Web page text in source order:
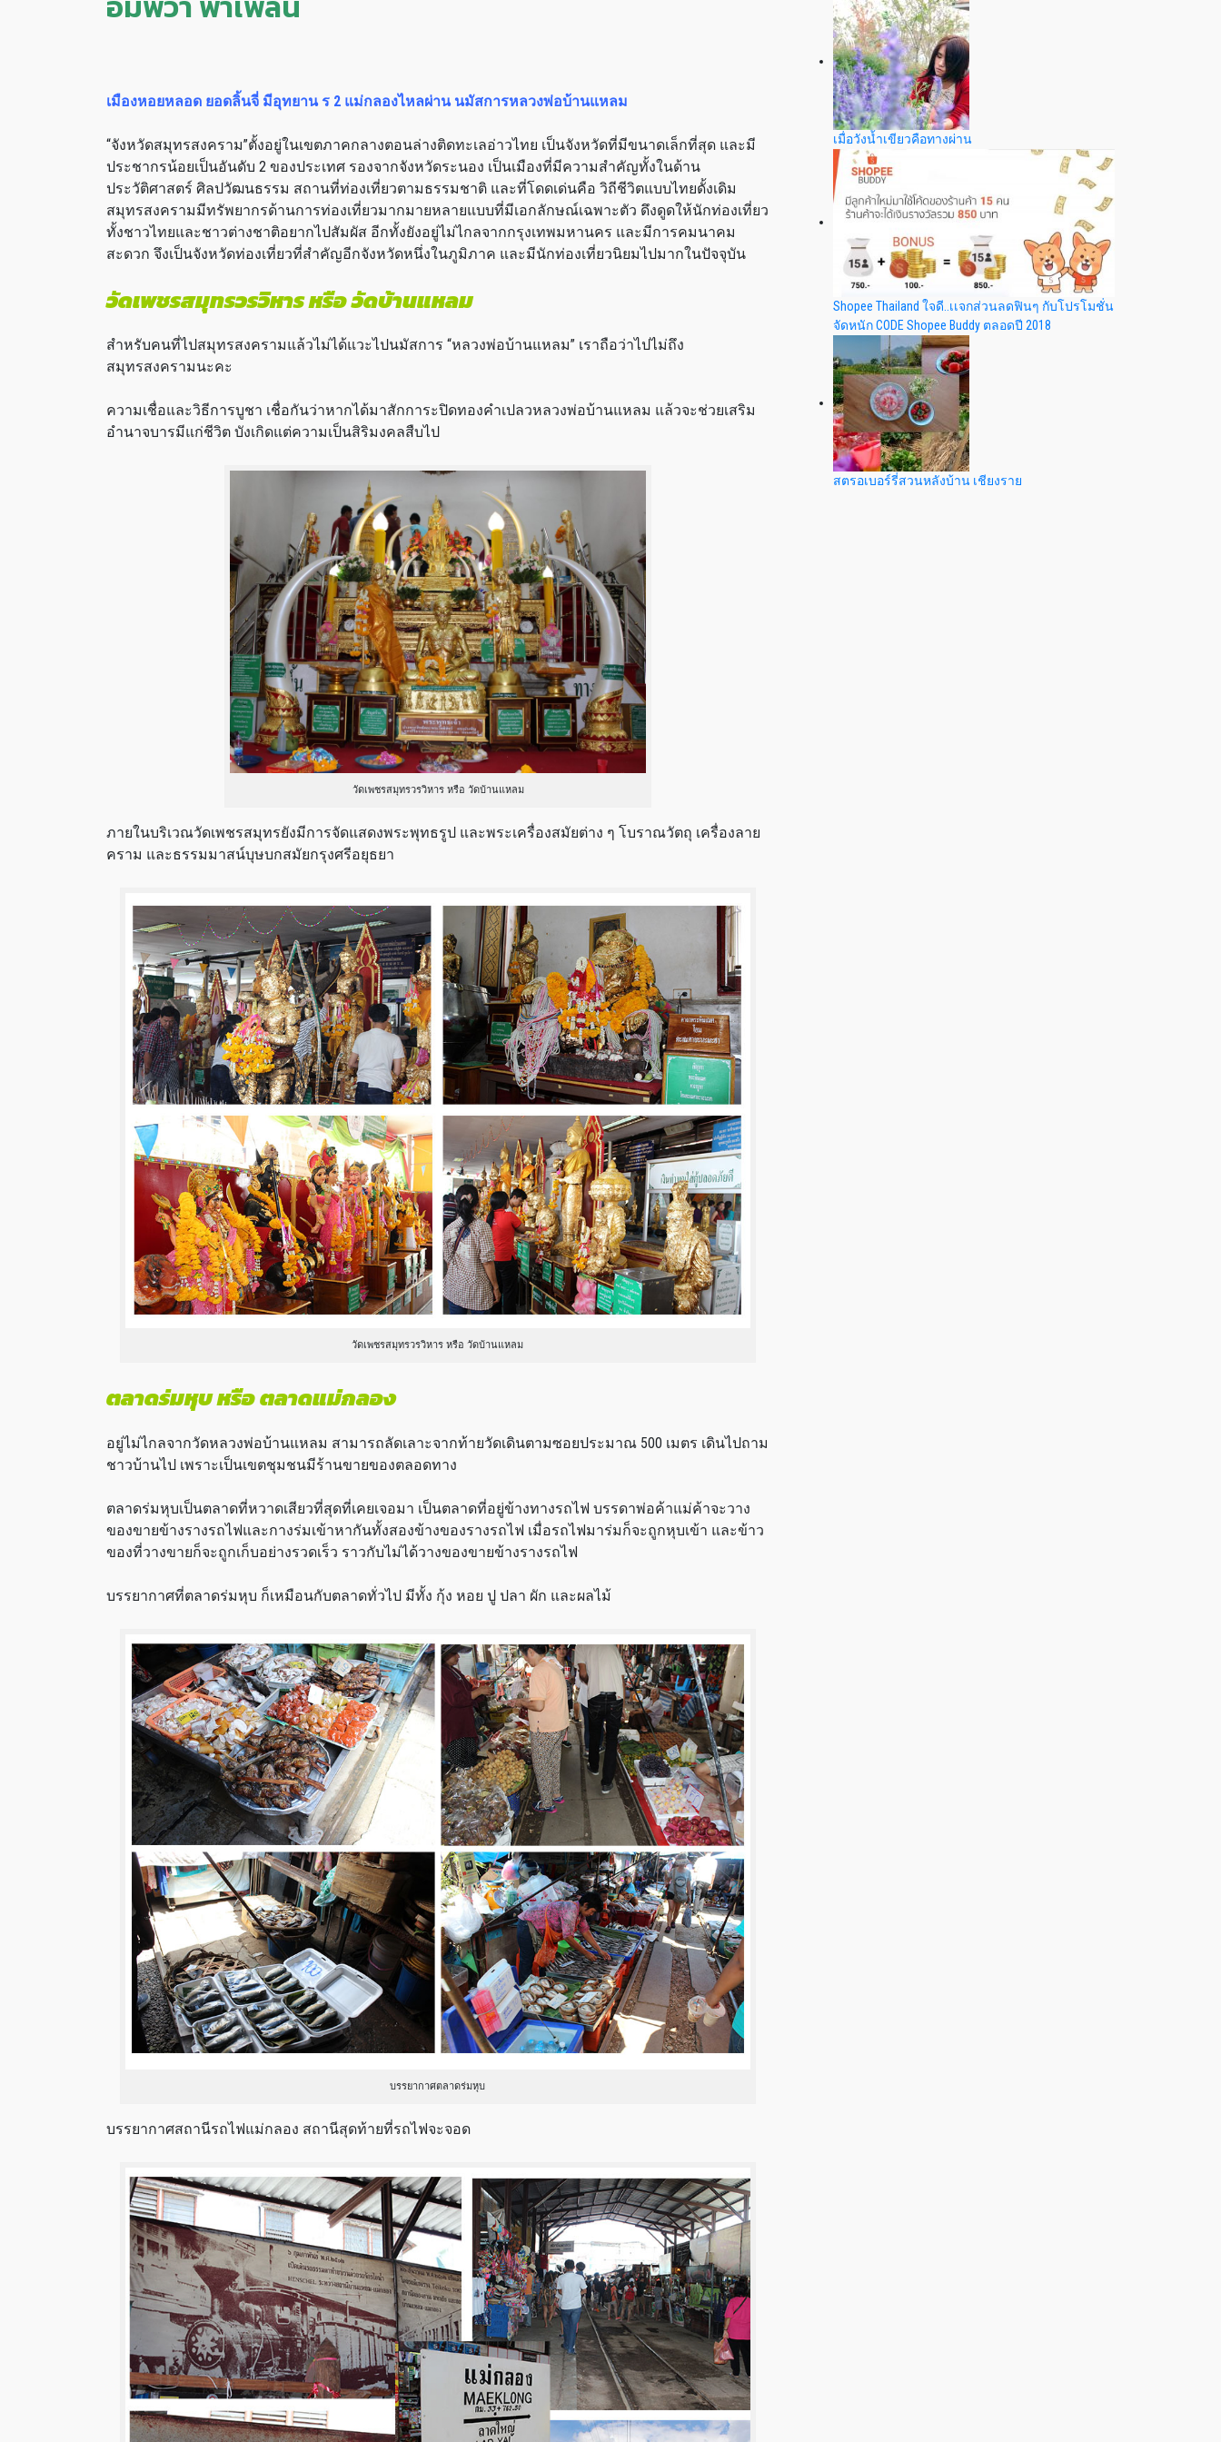
เมืองหอยหลอด ยอดลิ้นจี่ มีอุทยาน ร 2 แม่กลองไหลผ่าน นมัสการหลวงพ่อบ้านแหลม
“จังหวัดสมุทรสงคราม”ตั้งอยู่ในเขตภาคกลางตอนล่างติดทะเลอ่าวไทย เป็นจังหวัดที่มีขนาดเล็กที่สุด และมี
ประชากรน้อยเป็นอันดับ 2 ของประเทศ รองจากจังหวัดระนอง เป็นเมืองที่มีความสำคัญทั้งในด้าน
ประวัติศาสตร์ ศิลปวัฒนธรรม สถานที่ท่องเที่ยวตามธรรมชาติ และที่โดดเด่นคือ วิถีชีวิตแบบไทยดั้งเดิม
สมุทรสงครามมีทรัพยากรด้านการท่องเที่ยวมากมายหลายแบบที่มีเอกลักษณ์เฉพาะตัว ดึงดูดให้นักท่องเที่ยว
ทั้งชาวไทยและชาวต่างชาติอยากไปสัมผัส อีกทั้งยังอยู่ไม่ไกลจากกรุงเทพมหานคร และมีการคมนาคม
สะดวก จึงเป็นจังหวัดท่องเที่ยวที่สำคัญอีกจังหวัดหนึ่งในภูมิภาค และมีนักท่องเที่ยวนิยมไปมากในปัจจุบัน
วัดเพชรสมุทรวรวิหาร หรือ วัดบ้านแหลม
สำหรับคนที่ไปสมุทรสงครามแล้วไม่ได้แวะไปนมัสการ “หลวงพ่อบ้านแหลม” เราถือว่าไปไม่ถึง
สมุทรสงครามนะคะ
ความเชื่อและวิธีการบูชา เชื่อกันว่าหากได้มาสักการะปิดทองคำเปลวหลวงพ่อบ้านแหลม แล้วจะช่วยเสริม
อำนาจบารมีแก่ชีวิต บังเกิดแต่ความเป็นสิริมงคลสืบไป
วัดเพชรสมุทรวรวิหาร หรือ วัดบ้านแหลม
ภายในบริเวณวัดเพชรสมุทรยังมีการจัดแสดงพระพุทธรูป และพระเครื่องสมัยต่าง ๆ โบราณวัตถุ เครื่องลาย
คราม และธรรมมาสน์บุษบกสมัยกรุงศรีอยุธยา
วัดเพชรสมุทรวรวิหาร หรือ วัดบ้านแหลม
ตลาดร่มหุบ หรือตลาดแม่กลอง
อยู่ไม่ไกลจากวัดหลวงพ่อบ้านแหลม สามารถลัดเลาะจากท้ายวัดเดินตามซอยประมาณ 500 เมตร เดินไปถาม
ชาวบ้านไป เพราะเป็นเขตชุมชนมีร้านขายของตลอดทาง
ตลาดร่มหุบเป็นตลาดที่หวาดเสียวที่สุดที่เคยเจอมา เป็นตลาดที่อยู่ข้างทางรถไฟ บรรดาพ่อค้าแม่ค้าจะวาง
ของขายข้างรางรถไฟและกางร่มเข้าหากันทั้งสองข้างของรางรถไฟ เมื่อรถไฟมาร่มก็จะถูกหุบเข้า และข้าว
ของที่วางขายก็จะถูกเก็บอย่างรวดเร็ว ราวกับไม่ได้วางของขายข้างรางรถไฟ
บรรยากาศที่ตลาดร่มหุบ ก็เหมือนกับตลาดทั่วไป มีทั้ง กุ้ง หอย ปู ปลา ผัก และผลไม้
บรรยากาศตลาดร่มหุบ
บรรยากาศสถานีรถไฟแม่กลอง สถานีสุดท้ายที่รถไฟจะจอด
เมื่อวังน้ำเขียวคือทางผ่าน
Shopee Thailand ใจดี..เเจกส่วนลดฟินๆ กับโปรโมชั่น
จัดหนัก CODE Shopee Buddy ตลอดปี 2018
สตรอเบอร์รี่สวนหลังบ้าน เชียงราย